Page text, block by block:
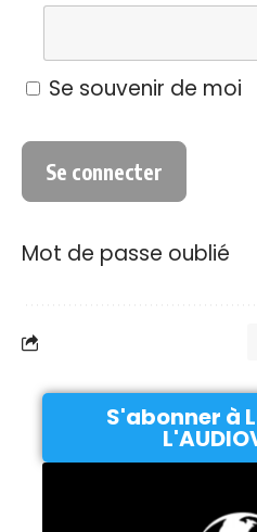
Se souvenir de moi
Mot de passe oublié
S'abonner à